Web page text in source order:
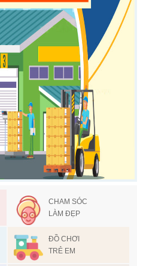
CHAM SÓC
LÀM ĐẸP
ĐỒ CHƠI
TRẺ EM